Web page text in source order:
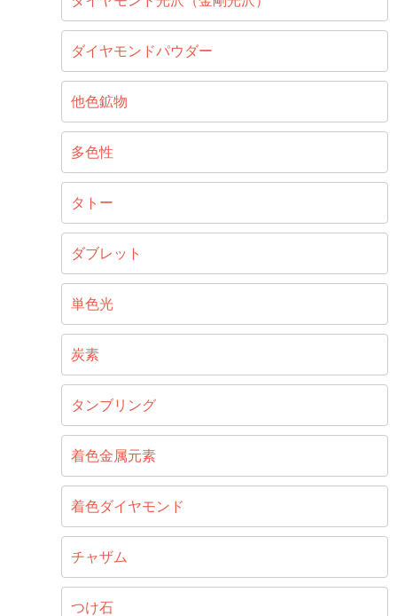
ダイヤモンドパウダー
他色鉱物
多色性
タトー
ダブレット
単色光
炭素
タンブリング
着色金属元素
着色ダイヤモンド
チャザム
つけ石